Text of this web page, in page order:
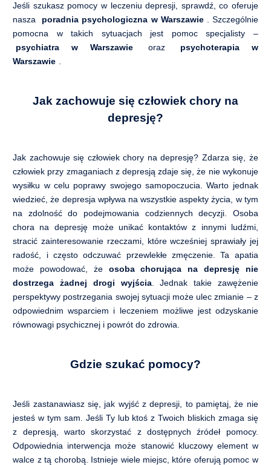
Jeśli szukasz pomocy w leczeniu depresji, sprawdź, co oferuje
nasza
poradnia psychologiczna w Warszawie
. Szczególnie
pomocna w takich sytuacjach jest pomoc specjalisty –
psychiatra w Warszawie
oraz
psychoterapia w
Warszawie
Jak zachowuje się człowiek chory na
depresję?
Jak zachowuje się człowiek chory na depresję? Zdarza się, że
człowiek przy zmaganiach z depresją zdaje się, że nie wykonuje
wysiłku w celu poprawy swojego samopoczucia. Warto jednak
wiedzieć, że depresja wpływa na wszystkie aspekty życia, w tym
na zdolność do podejmowania codziennych decyzji. Osoba
chora na depresję może unikać kontaktów z innymi ludźmi,
stracić zainteresowanie rzeczami, które wcześniej sprawiały jej
radość, i często odczuwać przewlekłe zmęczenie. Ta apatia
może powodować, że osoba chorująca na depresję nie
dostrzega żadnej drogi wyjścia. Jednak takie zawężenie
perspektywy postrzegania swojej sytuacji może ulec zmianie – z
odpowiednim wsparciem i leczeniem możliwe jest odzyskanie
równowagi psychicznej i powrót do zdrowia.
Gdzie szukać pomocy?
Jeśli zastanawiasz się, jak wyjść z depresji, to pamiętaj, że nie
jesteś w tym sam. Jeśli Ty lub ktoś z Twoich bliskich zmaga się
z depresją, warto skorzystać z dostępnych źródeł pomocy.
Odpowiednia interwencja może stanowić kluczowy element w
walce z tą chorobą. Istnieje wiele miejsc, które oferują pomoc w